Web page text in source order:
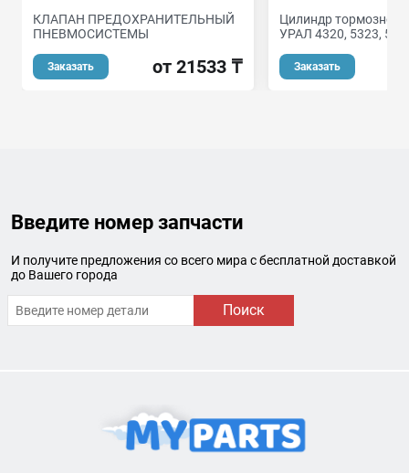
КЛАПАН ПРЕДОХРАНИТЕЛЬНЫЙ
ПНЕВМОСИСТЕМЫ
Заказать от 21533 ₸
Цилиндр тормозной
УРАЛ 4320, 5323,
Заказать
Введите номер запчасти
И получите предложения со всего мира с бесплатной доставкой
до Вашего города
Поиск